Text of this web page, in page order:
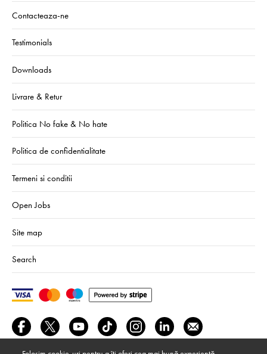
Contacteaza-ne
Testimonials
Downloads
Livrare & Retur
Politica No fake & No hate
Politica de confidentialitate
Termeni si conditii
Open Jobs
Site map
Search